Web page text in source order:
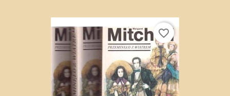
favorite_border